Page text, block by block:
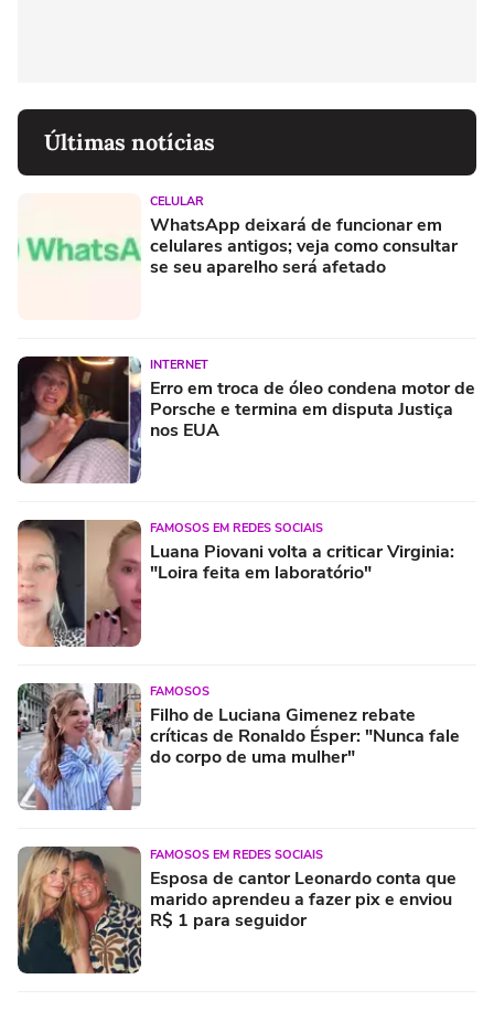
Últimas notícias
CELULAR
WhatsApp deixará de funcionar em
celulares antigos; veja como consultar
se seu aparelho será afetado
INTERNET
Erro em troca de óleo condena motor de
Porsche e termina em disputa Justiça
nos EUA
FAMOSOS EM REDES SOCIAIS
Luana Piovani volta a criticar Virginia:
"Loira feita em laboratório"
FAMOSOS
Filho de Luciana Gimenez rebate
críticas de Ronaldo Ésper: "Nunca fale
do corpo de uma mulher"
FAMOSOS EM REDES SOCIAIS
Esposa de cantor Leonardo conta que
marido aprendeu a fazer pix e enviou
R$ 1 para seguidor